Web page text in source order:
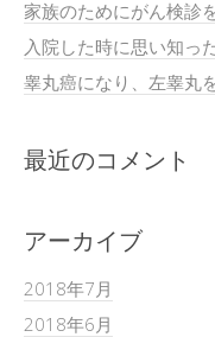
家族のためにがん検診
入院した時に思い知っ
睾丸癌になり、左睾丸
最近のコメント
アーカイブ
2018年7月
2018年6月